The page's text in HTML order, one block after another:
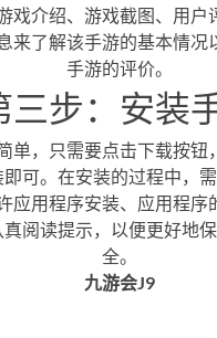
戏介绍、游戏截图、用户
来了解该手游的基本情况
手游的评价。
三步：安装
单，只需要点击下载按钮
可。在安装的过程中，
应用程序安装、应用程序
阅读提示，以便更好地
全。
九游会J9